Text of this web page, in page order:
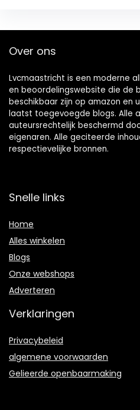
Over ons
Lvcmaastricht is een moderne
en beoordelingswebsite die de
beschikbaar zijn op amazon en
laatst toegevoegde blogs. Alle
auteursrechtelijk beschermd
eigenaren. Alle geciteerde
respectievelijke bronnen.
Snelle links
Home
Alles winkelen
Blogs
Onze webshops
Adverteren
Verklaringen
Privacybeleid
algemene voorwaarden
Gelieerde openbaarmaking